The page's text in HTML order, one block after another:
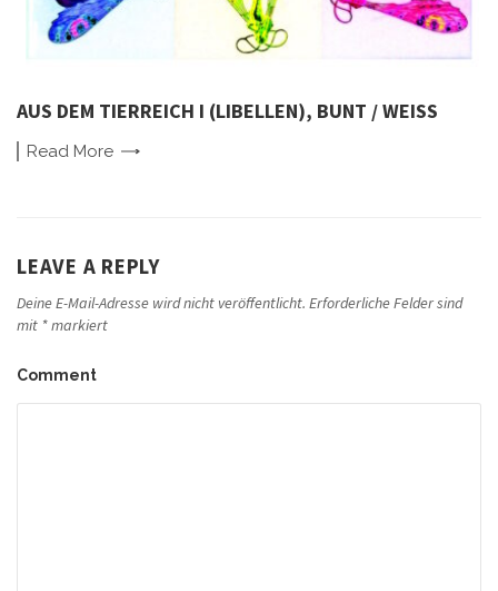
AUS DEM TIERREICH I (LIBELLEN), BUNT / WEISS
Read More
LEAVE A REPLY
Deine E-Mail-Adresse wird nicht veröffentlicht. Erforderliche Felder sind
mit *markiert
Comment